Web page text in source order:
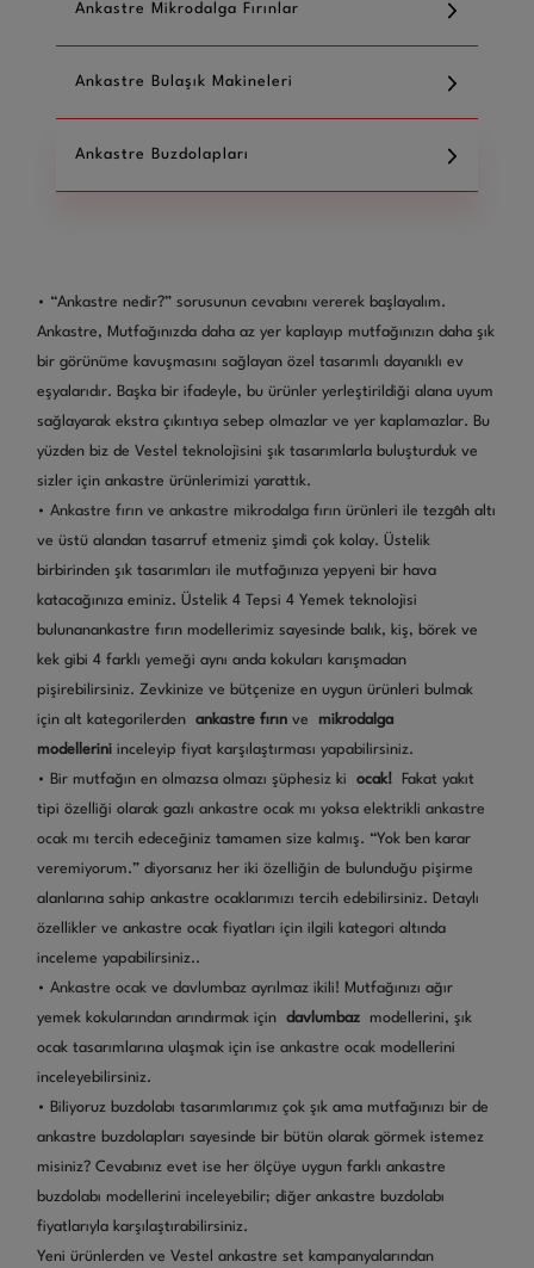
Ankastre Mikrodalga Fırınlar
Ankastre Bulaşık Makineleri
Ankastre Buzdolapları
• “Ankastre nedir?” sorusunun cevabını vererek başlayalım.
Ankastre, Mutfağınızda daha az yer kaplayıp mutfağınızın daha şık
bir görünüme kavuşmasını sağlayan özel tasarımlı dayanıklı ev
eşyalarıdır. Başka bir ifadeyle, bu ürünler yerleştirildiği alana uyum
sağlayarak ekstra çıkıntıya sebep olmazlar ve yer kaplamazlar. Bu
yüzden biz de Vestel teknolojisini şık tasarımlarla buluşturduk ve
sizler için ankastre ürünlerimizi yarattık.
• Ankastre fırın ve ankastre mikrodalga fırın ürünleri ile tezgâh altı
ve üstü alandan tasarruf etmeniz şimdi çok kolay. Üstelik
birbirinden şık tasarımları ile mutfağınıza yepyeni bir hava
katacağınıza eminiz. Üstelik 4 Tepsi 4 Yemek teknolojisi
bulunanankastre fırın modellerimiz sayesinde balık, kiş, börek ve
kek gibi 4 farklı yemeği aynı anda kokuları karışmadan
pişirebilirsiniz. Zevkinize ve bütçenize en uygun ürünleri bulmak
için alt kategorilerden ankastre fırın ve mikrodalga
modellerini inceleyip fiyat karşılaştırması yapabilirsiniz.
• Bir mutfağın en olmazsa olmazı şüphesiz ki ocak!
Fakat yakıt
tipi özelliği olarak gazlı ankastre ocak mı yoksa elektrikli ankastre
ocak mı tercih edeceğiniz tamamen size kalmış. “Yok ben karar
veremiyorum.” diyorsanız her iki özelliğin de bulunduğu pişirme
alanlarına sahip ankastre ocaklarımızı tercih edebilirsiniz. Detaylı
özellikler ve ankastre ocak fiyatları için ilgili kategori altında
inceleme yapabilirsiniz..
• Ankastre ocak ve davlumbaz ayrılmaz ikili! Mutfağınızı ağır
yemek kokularından arındırmak için davlumbaz
modellerini, şık
ocak tasarımlarına ulaşmak için ise ankastre ocak modellerini
inceleyebilirsiniz.
• Biliyoruz buzdolabı tasarımlarımız çok şık ama mutfağınızı bir de
ankastre buzdolapları sayesinde bir bütün olarak görmek istemez
misiniz? Cevabınız evet ise her ölçüye uygun farklı ankastre
buzdolabı modellerini inceleyebilir; diğer ankastre buzdolabı
fiyatlarıyla karşılaştırabilirsiniz.
Yeni ürünlerden ve Vestel ankastre set kampanyalarından